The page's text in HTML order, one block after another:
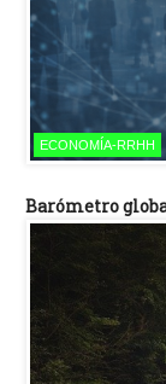
ECONOMÍA-RRHH
Barómetro